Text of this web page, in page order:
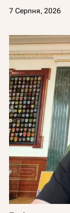
7 Серпня, 2026